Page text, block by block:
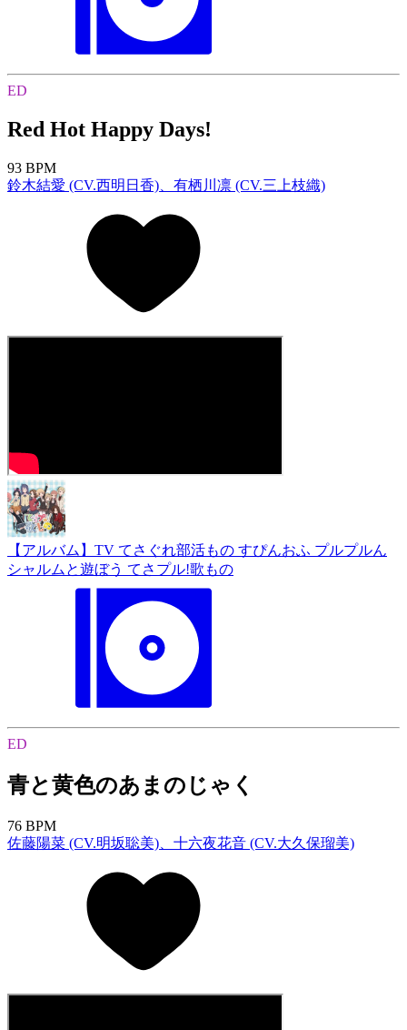
ED
Red Hot Happy Days!
93 BPM
鈴木結愛 (CV.西明日香)、有栖川凛 (CV.三上枝織)
【アルバム】TV てさぐれ部活もの すぴんおふ プルプルん
シャルムと遊ぼう てさプル!歌もの
ED
青と黄色のあまのじゃく
76 BPM
佐藤陽菜 (CV.明坂聡美)、十六夜花音 (CV.大久保瑠美)